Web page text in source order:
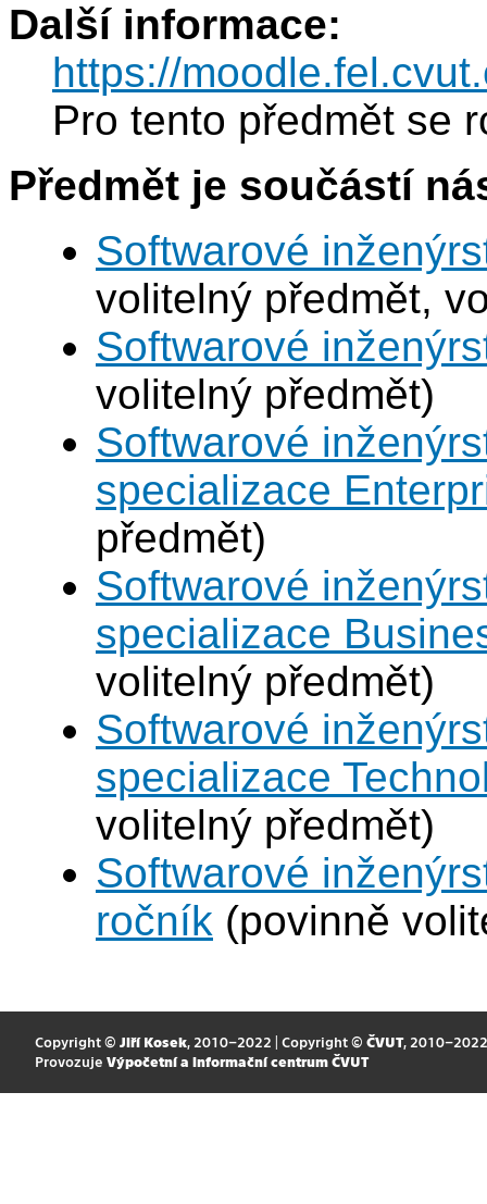
Další informace:
https://
Pro tento předmět se
Předmět je součástí
Softwarové
volitelný předmět,
Softwarové
volitelný předmět)
Softwarové
specializace
předmět)
Softwarové
specializace
volitelný předmět)
Softwarové
specializace
volitelný předmět)
Softwarové
ročník (povinně
Copyright © Jiří Kosek, 2010–2022 | Copyright © ČVUT, 2010–2022
Provozuje Výpočetní a informační centrum ČVUT